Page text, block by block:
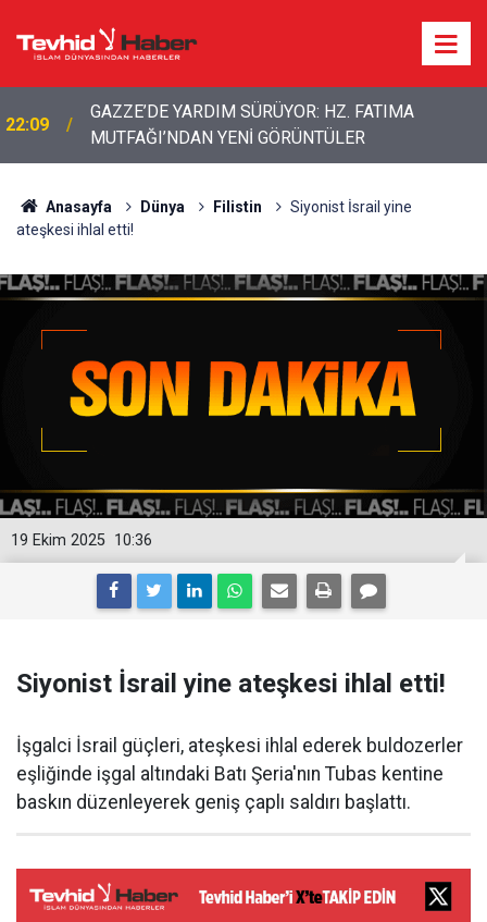
22:09
GAZZE’DE YARDIM SÜRÜYOR: HZ. FATIMA
MUTFAĞI’NDAN YENİ GÖRÜNTÜLER
Anasayfa Dünya Filistin
Siyonist İsrail yine
ateşkesi ihlal etti!
10:36
19 Ekim 2025
Siyonist İsrail yine ateşkesi ihlal etti!
İşgalci İsrail güçleri, ateşkesi ihlal ederek buldozerler
eşliğinde işgal altındaki Batı Şeria'nın Tubas kentine
baskın düzenleyerek geniş çaplı saldırı başlattı.